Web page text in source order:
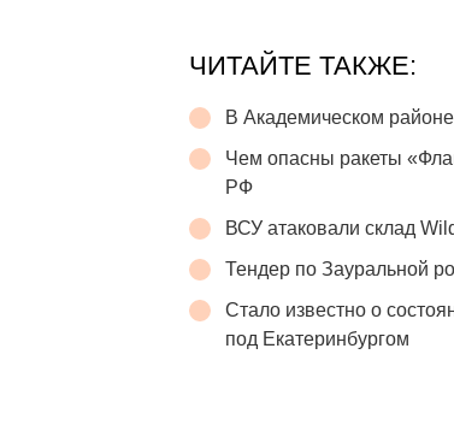
ЧИТАЙТЕ ТАКЖЕ:
В Академическом
Чем опасны ракеты
РФ
ВСУ атаковали склад
Тендер по Зауральной
Стало известно о
под Екатеринбургом